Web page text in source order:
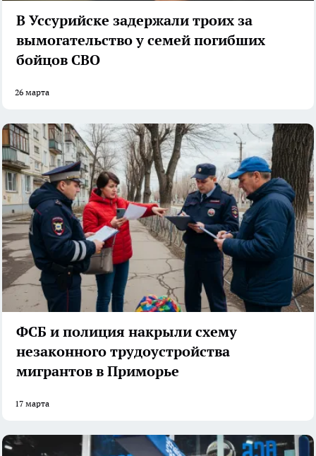
В Уссурийске задержали троих за
вымогательство у семей погибших
бойцов СВО
26 марта
ФСБ и полиция накрыли схему
незаконного трудоустройства
мигрантов в Приморье
17 марта